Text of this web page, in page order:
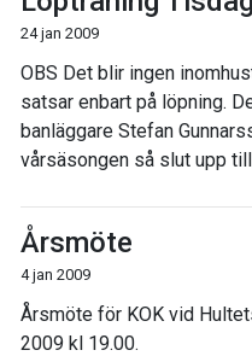
24 jan 2009
OBS Det blir ingen
satsar enbart på löpning.
banläggare Stefan
vårsäsongen så slut upp
Årsmöte
4 jan 2009
Årsmöte för KOK vid
2009 kl 19.00.